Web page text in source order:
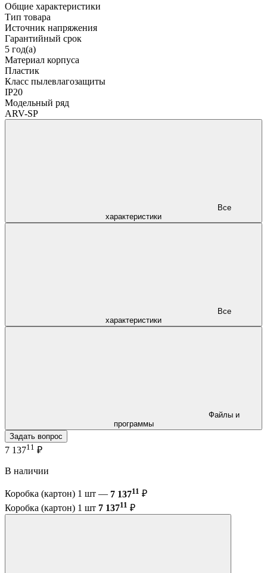
Общие характеристики
Тип товара
Источник напряжения
Гарантийный срок
5 год(а)
Материал корпуса
Пластик
Класс пылевлагозащиты
IP20
Модельный ряд
ARV-SP
характеристики
характеристики
программы
Задать вопрос
7 13711 ₽
В наличии
Коробка (картон) 1 шт — 7 13711 ₽
Коробка (картон) 1 шт 7 13711 ₽